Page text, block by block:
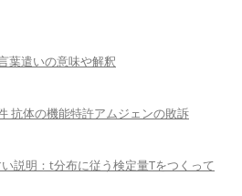
葉遣いの意味や解釈
抗体の機能特許アムジェンの敗訴
説明：t分布に従う検定量Tをつくって